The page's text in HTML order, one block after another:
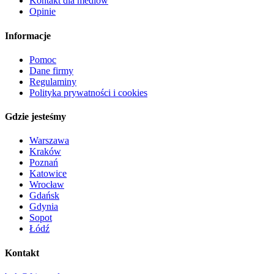
Opinie
Informacje
Pomoc
Dane firmy
Regulaminy
Polityka prywatności i cookies
Gdzie jesteśmy
Warszawa
Kraków
Poznań
Katowice
Wrocław
Gdańsk
Gdynia
Sopot
Łódź
Kontakt